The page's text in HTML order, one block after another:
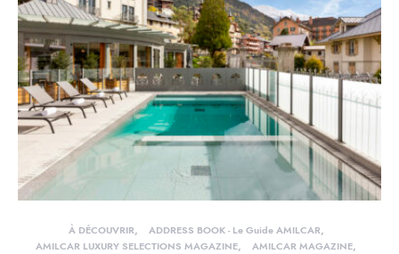
À DÉCOUVRIR
ADDRESS BOOK - Le Guide AMILCAR
AMILCAR LUXURY SELECTIONS MAGAZINE
AMILCAR MAGAZINE